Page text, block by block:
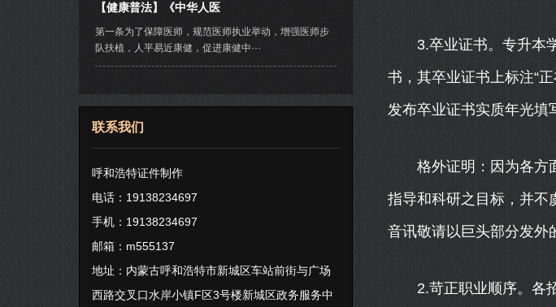
【健康普法】《中华人医
第一条为了保障医师，规范医师执业举动，增强医师步
队扶植，人平易近康健，促进康健中···
联系我们
呼和浩特证件制作
电话：19138234697
手机：19138234697
邮箱：m555137
地址：内蒙古呼和浩特市新城区车站前街与广场
西路交叉口水岸小镇F区3号楼新城区政务服务中
3.卒业证书。专升本学
书，其卒业证书上标注“
发布卒业证书实质年光填
格外证明：因为各方面
指导和科研之目标，并不
音讯敬请以巨头部分发外
2.苛正职业顺序。各招